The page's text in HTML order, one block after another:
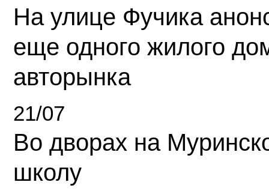
На улице Фучика
еще одного жилого
авторынка
21/07
Во дворах на
школу